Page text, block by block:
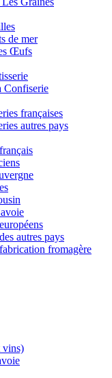
de mer
Œufs
Confiserie
françaises
autres pays
autres pays
fromagère
vins)